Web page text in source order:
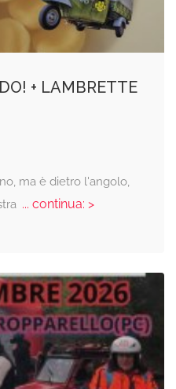
+ LAMBRETTE
ma è dietro l'angolo,
... continua: >